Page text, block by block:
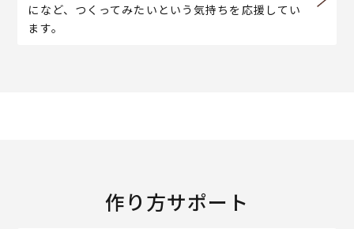
になど、つくってみたいという気持ちを応援してい
ます。
作り方サポート